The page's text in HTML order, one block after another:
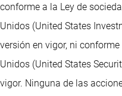
conforme a la Ley de
Unidos (United States
versión en vigor, ni
Unidos (United States
vigor. Ninguna de las